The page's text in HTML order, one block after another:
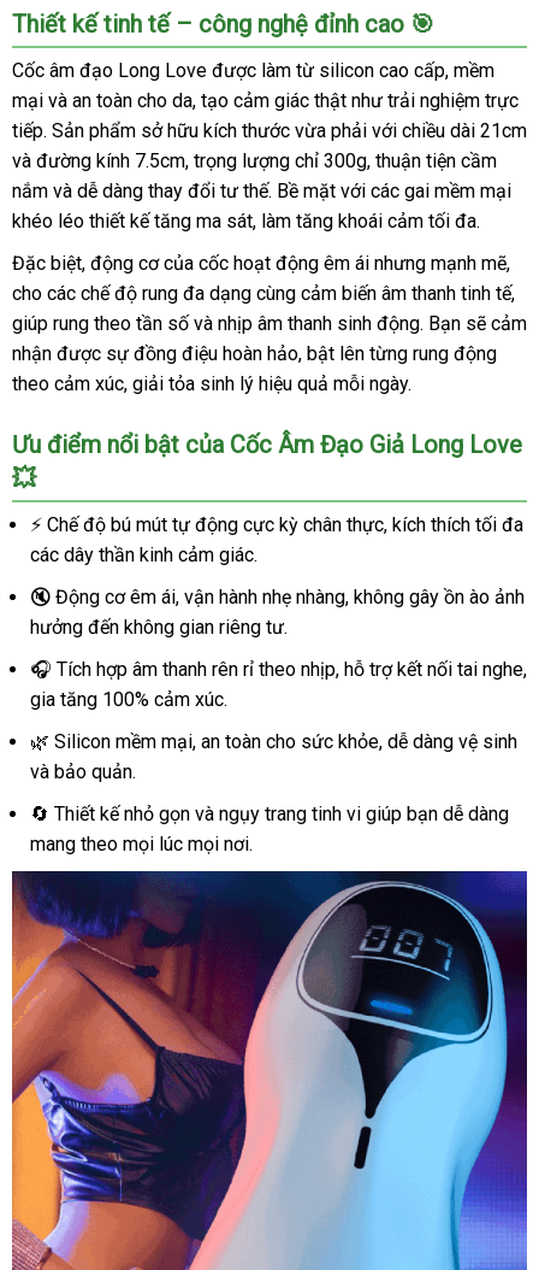
Thiết kế tinh tế – công nghệ đỉnh cao 🎯
Cốc âm đạo Long Love được làm từ silicon cao cấp, mềm
mại và an toàn cho da, tạo cảm giác thật như trải nghiệm trực
tiếp. Sản phẩm sở hữu kích thước vừa phải với chiều dài 21cm
và đường kính 7.5cm, trọng lượng chỉ 300g, thuận tiện cầm
nắm và dễ dàng thay đổi tư thế. Bề mặt với các gai mềm mại
khéo léo thiết kế tăng ma sát, làm tăng khoái cảm tối đa.
Đặc biệt, động cơ của cốc hoạt động êm ái nhưng mạnh mẽ,
cho các chế độ rung đa dạng cùng cảm biến âm thanh tinh tế,
giúp rung theo tần số và nhịp âm thanh sinh động. Bạn sẽ cảm
nhận được sự đồng điệu hoàn hảo, bật lên từng rung động
theo cảm xúc, giải tỏa sinh lý hiệu quả mỗi ngày.
Ưu điểm nổi bật của Cốc Âm Đạo Giả Long Love
💥
⚡ Chế độ bú mút tự động cực kỳ chân thực, kích thích tối đa
các dây thần kinh cảm giác.
🔇 Động cơ êm ái, vận hành nhẹ nhàng, không gây ồn ào ảnh
hưởng đến không gian riêng tư.
🎧 Tích hợp âm thanh rên rỉ theo nhịp, hỗ trợ kết nối tai nghe,
gia tăng 100% cảm xúc.
🌿 Silicon mềm mại, an toàn cho sức khỏe, dễ dàng vệ sinh
và bảo quản.
🔄 Thiết kế nhỏ gọn và ngụy trang tinh vi giúp bạn dễ dàng
mang theo mọi lúc mọi nơi.